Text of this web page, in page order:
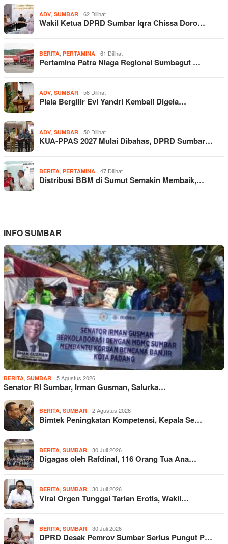
ADV, SUMBAR 62 Dilihat
Wakil Ketua DPRD Sumbar Iqra Chissa Doro…
BERITA, PERTAMINA 61 Dilihat
Pertamina Patra Niaga Regional Sumbagut …
ADV, SUMBAR 58 Dilihat
Piala Bergilir Evi Yandri Kembali Digela…
ADV, SUMBAR 50 Dilihat
KUA-PPAS 2027 Mulai Dibahas, DPRD Sumbar…
BERITA, PERTAMINA 47 Dilihat
Distribusi BBM di Sumut Semakin Membaik,…
INFO SUMBAR
BERITA, SUMBAR 5 Agustus 2026
Senator RI Sumbar, Irman Gusman, Salurka…
BERITA, SUMBAR 2 Agustus 2026
Bimtek Peningkatan Kompetensi, Kepala Se…
BERITA, SUMBAR 30 Juli 2026
Digagas oleh Rafdinal, 116 Orang Tua Ana…
BERITA, SUMBAR 30 Juli 2026
Viral Orgen Tunggal Tarian Erotis, Wakil…
BERITA, SUMBAR 30 Juli 2026
DPRD Desak Pemrov Sumbar Serius Pungut P…